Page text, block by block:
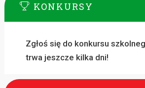
KONKURSY
Zgłoś się do konkursu
trwa jeszcze kilka dni!